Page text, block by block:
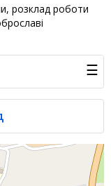
розклад роботи
☰